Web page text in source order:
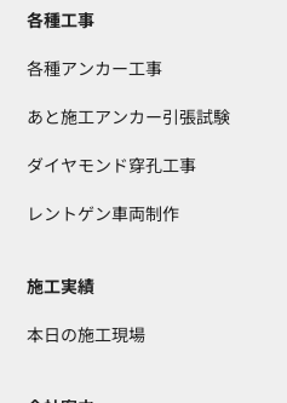
各種工事
各種アンカー工事
あと施工アンカー引張試験
ダイヤモンド穿孔工事
レントゲン車両制作
施工実績
本日の施工現場